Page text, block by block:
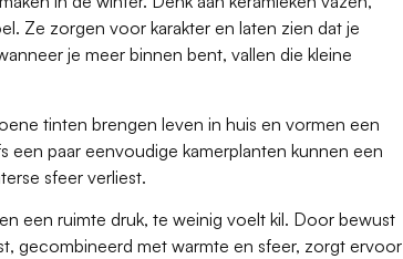
Ze zorgen voor karakter en laten zien dat je
je meer binnen bent, vallen die kleine
tinten brengen leven in huis en vormen een
paar eenvoudige kamerplanten kunnen een
sfeer verliest.
een ruimte druk, te weinig voelt kil. Door bewust
gecombineerd met warmte en sfeer, zorgt ervoor